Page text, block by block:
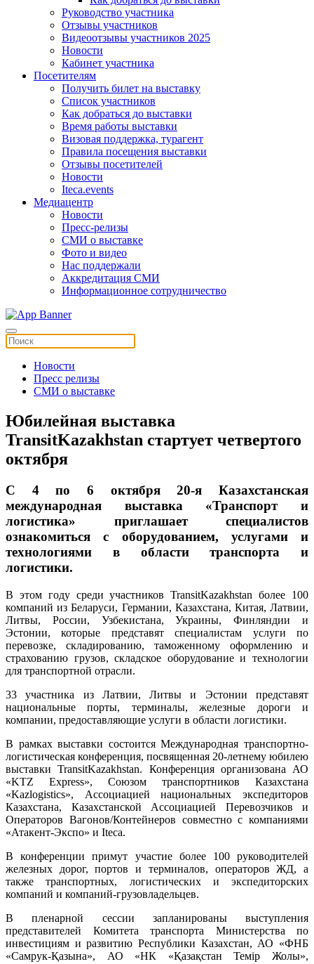
Руководство участника
Отзывы участников
Видеоотзывы участников 2025
Новости
Кабинет участника
Посетителям
Получить билет на выставку
Список участников
Как добраться до выставки
Время работы выставки
Визовая поддержка, турагент
Правила посещения выставки
Отзывы посетителей
Новости
Iteca.events
Медиацентр
Новости
Пресс-релизы
СМИ о выставке
Фото и видео
Нас поддержали
Аккредитация СМИ
Информационное сотрудничество
Новости
Пресс релизы
СМИ о выставке
Юбилейная выставка
TransitKazakhstan стартует четвертого
октября
C 4 по 6 октября 20-я Казахстанская
международная выставка «Транспорт и
логистика» приглашает специалистов
ознакомиться с оборудованием, услугами и
технологиями в области транспорта и
логистики.
В этом году среди участников TransitKazakhstan более 100
компаний из Беларуси, Германии, Казахстана, Китая, Латвии,
Литвы, России, Узбекистана, Украины, Финляндии и
Эстонии, которые представят специалистам услуги по
перевозке, складированию, таможенному оформлению и
страхованию грузов, складское оборудование и технологии
для транспортной отрасли.
33 участника из Латвии, Литвы и Эстонии представят
национальные порты, терминалы, железные дороги и
компании, предоставляющие услуги в области логистики.
В рамках выставки состоится Международная транспортно-
логистическая конференция, посвященная 20-летнему юбилею
выставки TransitKazakhstan. Конференция организована АО
«KTZ Express», Союзом транспортников Казахстана
«Kazlogistics», Ассоциацией национальных экспедиторов
Казахстана, Казахстанской Ассоциацией Перевозчиков и
Операторов Вагонов/Контейнеров совместно с компаниями
«Атакент-Экспо» и Iteca.
В конференции примут участие более 100 руководителей
железных дорог, портов и терминалов, операторов ЖД, а
также транспортных, логистических и экспедиторских
компаний и компаний-грузовладельцев.
В пленарной сессии запланированы выступления
представителей Комитета транспорта Министерства по
инвестициям и развитию Республики Казахстан, АО «ФНБ
«Самрук-Қазына», АО «НК «Қазақстан Темір Жолы»,